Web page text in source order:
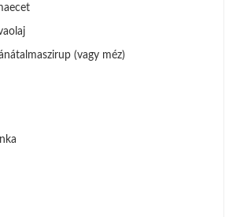
(vagy méz)